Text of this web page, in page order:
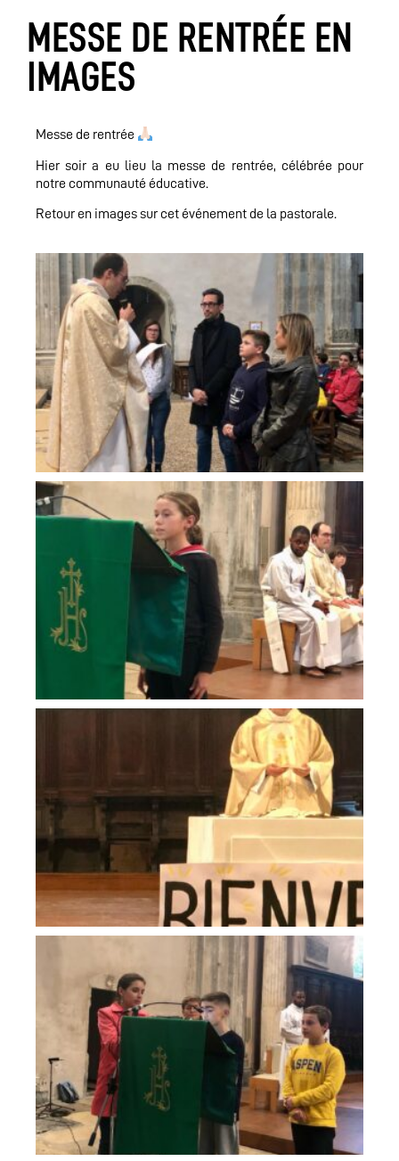
MESSE DE RENTRÉE EN
IMAGES
Messe de rentrée
Hier soir a eu lieu la messe de rentrée, célébrée pour
notre communauté éducative.
Retour en images sur cet événement de la pastorale.